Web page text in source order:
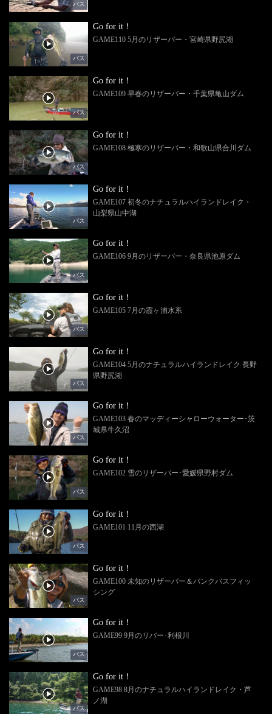
バス
バス
Go for it！
GAME110 5月のリザーバー・宮崎県野尻湖
バス
Go for it！
GAME109 早春のリザーバー・千葉県亀山ダム
バス
Go for it！
GAME108 極寒のリザーバー・和歌山県合川ダム
バス
Go for it！
GAME107 初冬のナチュラルハイランドレイク・
山梨県山中湖
バス
Go for it！
GAME106 9月のリザーバー・奈良県池原ダム
バス
Go for it！
GAME105 7月の霞ヶ浦水系
バス
Go for it！
GAME104 5月のナチュラルハイランドレイク 長野
県野尻湖
バス
Go for it！
GAME103 春のマッディーシャローウォーター･茨
城県牛久沼
バス
Go for it！
GAME102 雪のリザーバー･愛媛県野村ダム
バス
Go for it！
GAME101 11月の西湖
バス
Go for it！
GAME100 未知のリザーバー＆バンクバスフィッ
シング
バス
Go for it！
GAME99 9月のリバー･利根川
バス
Go for it！
GAME98 8月のナチュラルハイランドレイク・芦
ノ湖